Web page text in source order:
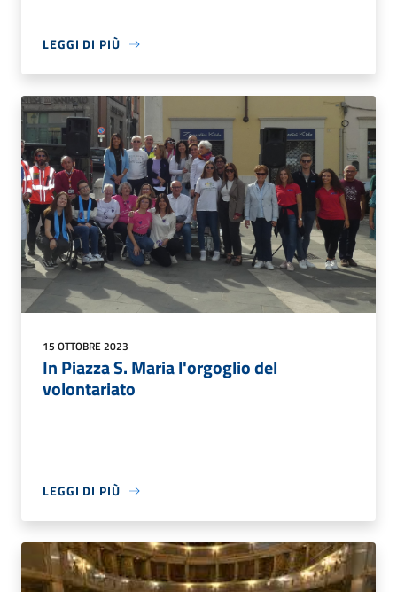
LEGGI DI PIÙ
15 OTTOBRE 2023
In Piazza S. Maria l'orgoglio del
volontariato
LEGGI DI PIÙ